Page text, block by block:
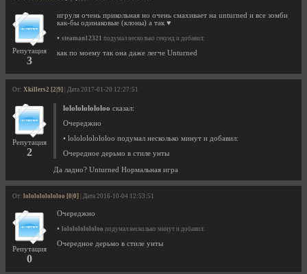
Репутация
3
игруля очень прикольная но очень смахивает на unturned и все зомби
как-бы одинаковые (клоны) а так ♥
• steaman12321 подумал несколько секунд и добавил:
как по моему так она даже легче Unturned
От: Xkillers2 [2|9] | Дата 2017-01-20 12:27:51
Репутация
2
lololololololoo сказал:
Очереджно
• lololololololoo подумал несколько минут и добавил:
Очередное дерьмо в стиле унты
Да ладно? Unturned Нормальная игра
От: lololololololoo [0|0] | Дата 2016-10-04 12:53:51
Репутация
0
Очереджно
• lololololololoo подумал несколько минут и добавил:
Очередное дерьмо в стиле унты